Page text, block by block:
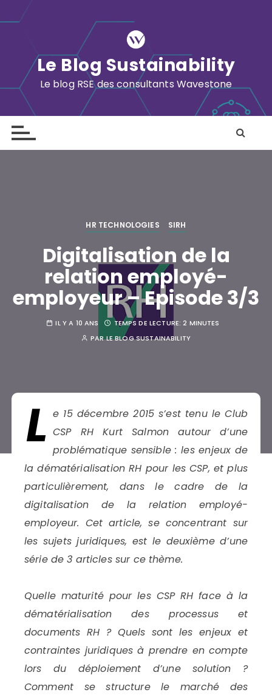
k
o
Le Blog Sustainability
Le blog RSE des consultants Wavestone
HR TECHNOLOGIES SIRH
Digitalisation de la
relation employé-
employeur – Episode 3/3
IL Y A 10 ANS TEMPS DE LECTURE:2 MINUTES
PARLE BLOG SUSTAINABILITY
L e 15 décembre 2015 s’est tenu le Club
CSP RH Kurt Salmon autour d’une
problématique sensible : les enjeux de
la dématérialisation RH pour les CSP, et plus
particulièrement, dans le cadre de la
digitalisation de la relation employé-
employeur. Cet article, se concentrant sur
les sujets juridiques, est le deuxième d’une
série de 3 articles sur ce thème.
Quelle maturité pour les CSP RH face à la
dématérialisation des processus et
documents RH ? Quels sont les enjeux et
contraintes juridiques à prendre en compte
lors du déploiement d’une solution ?
Comment se structure le marché des